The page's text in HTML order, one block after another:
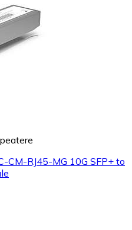
CM-RJ45-MG 10G SFP+ to